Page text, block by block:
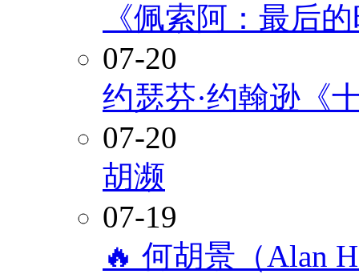
《佩索阿：最后
07-20
约瑟芬·约翰逊《
07-20
胡濒
07-19
🔥 何胡景（Alan